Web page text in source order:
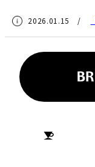
2026.01.15 /